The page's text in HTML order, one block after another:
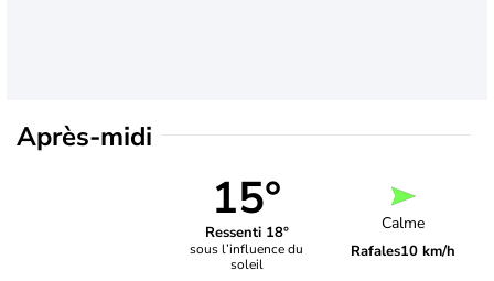
Après-midi
15°
Ressenti 18°
sous l’influence du
soleil
Calme
Rafales10 km/h